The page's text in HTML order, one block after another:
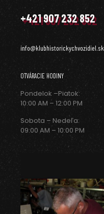
+421 907 232 852
info@klubhistorickychvozidiel.sk
OTVÁRACIE HODINY
Pondelok –Piatok:
10:00 AM – 12:00 PM
Sobota – Nedeľa:
09:00 AM – 10:00 PM